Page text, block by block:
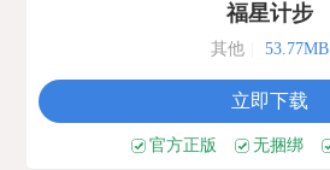
福星计步
其他 53.77MB
立即下载
官方正版 无捆绑